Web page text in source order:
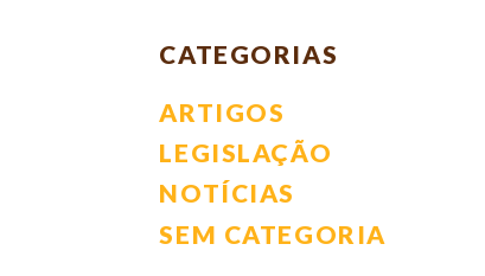
Leia
mais
notícias
CATEGORIAS
ARTIGOS
LEGISLAÇÃO
NOTÍCIAS
SEM CATEGORIA